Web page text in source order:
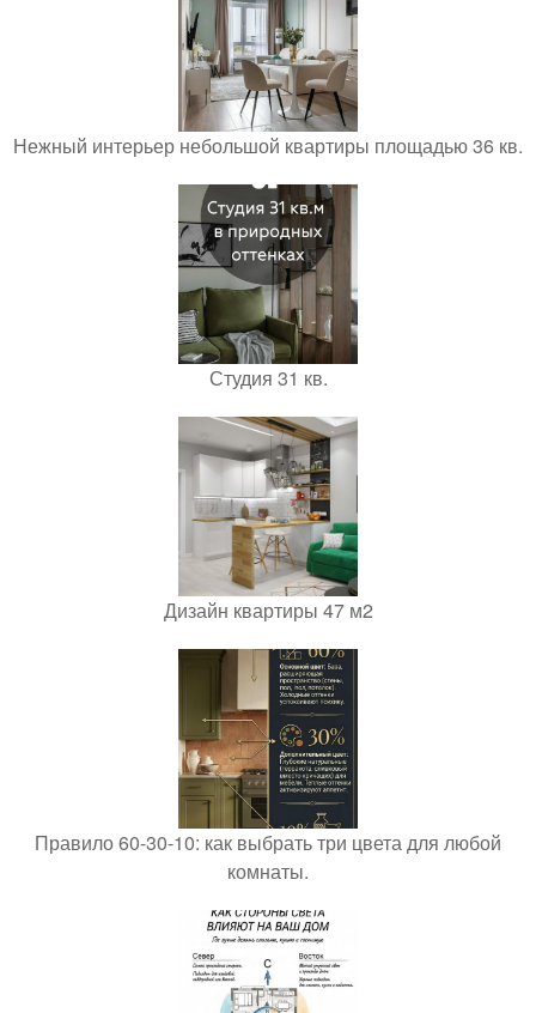
Нежный интерьер небольшой квартиры площадью 36 кв.
Студия 31 кв.
Дизайн квартиры 47 м2
Правило 60-30-10: как выбрать три цвета для любой
комнаты.